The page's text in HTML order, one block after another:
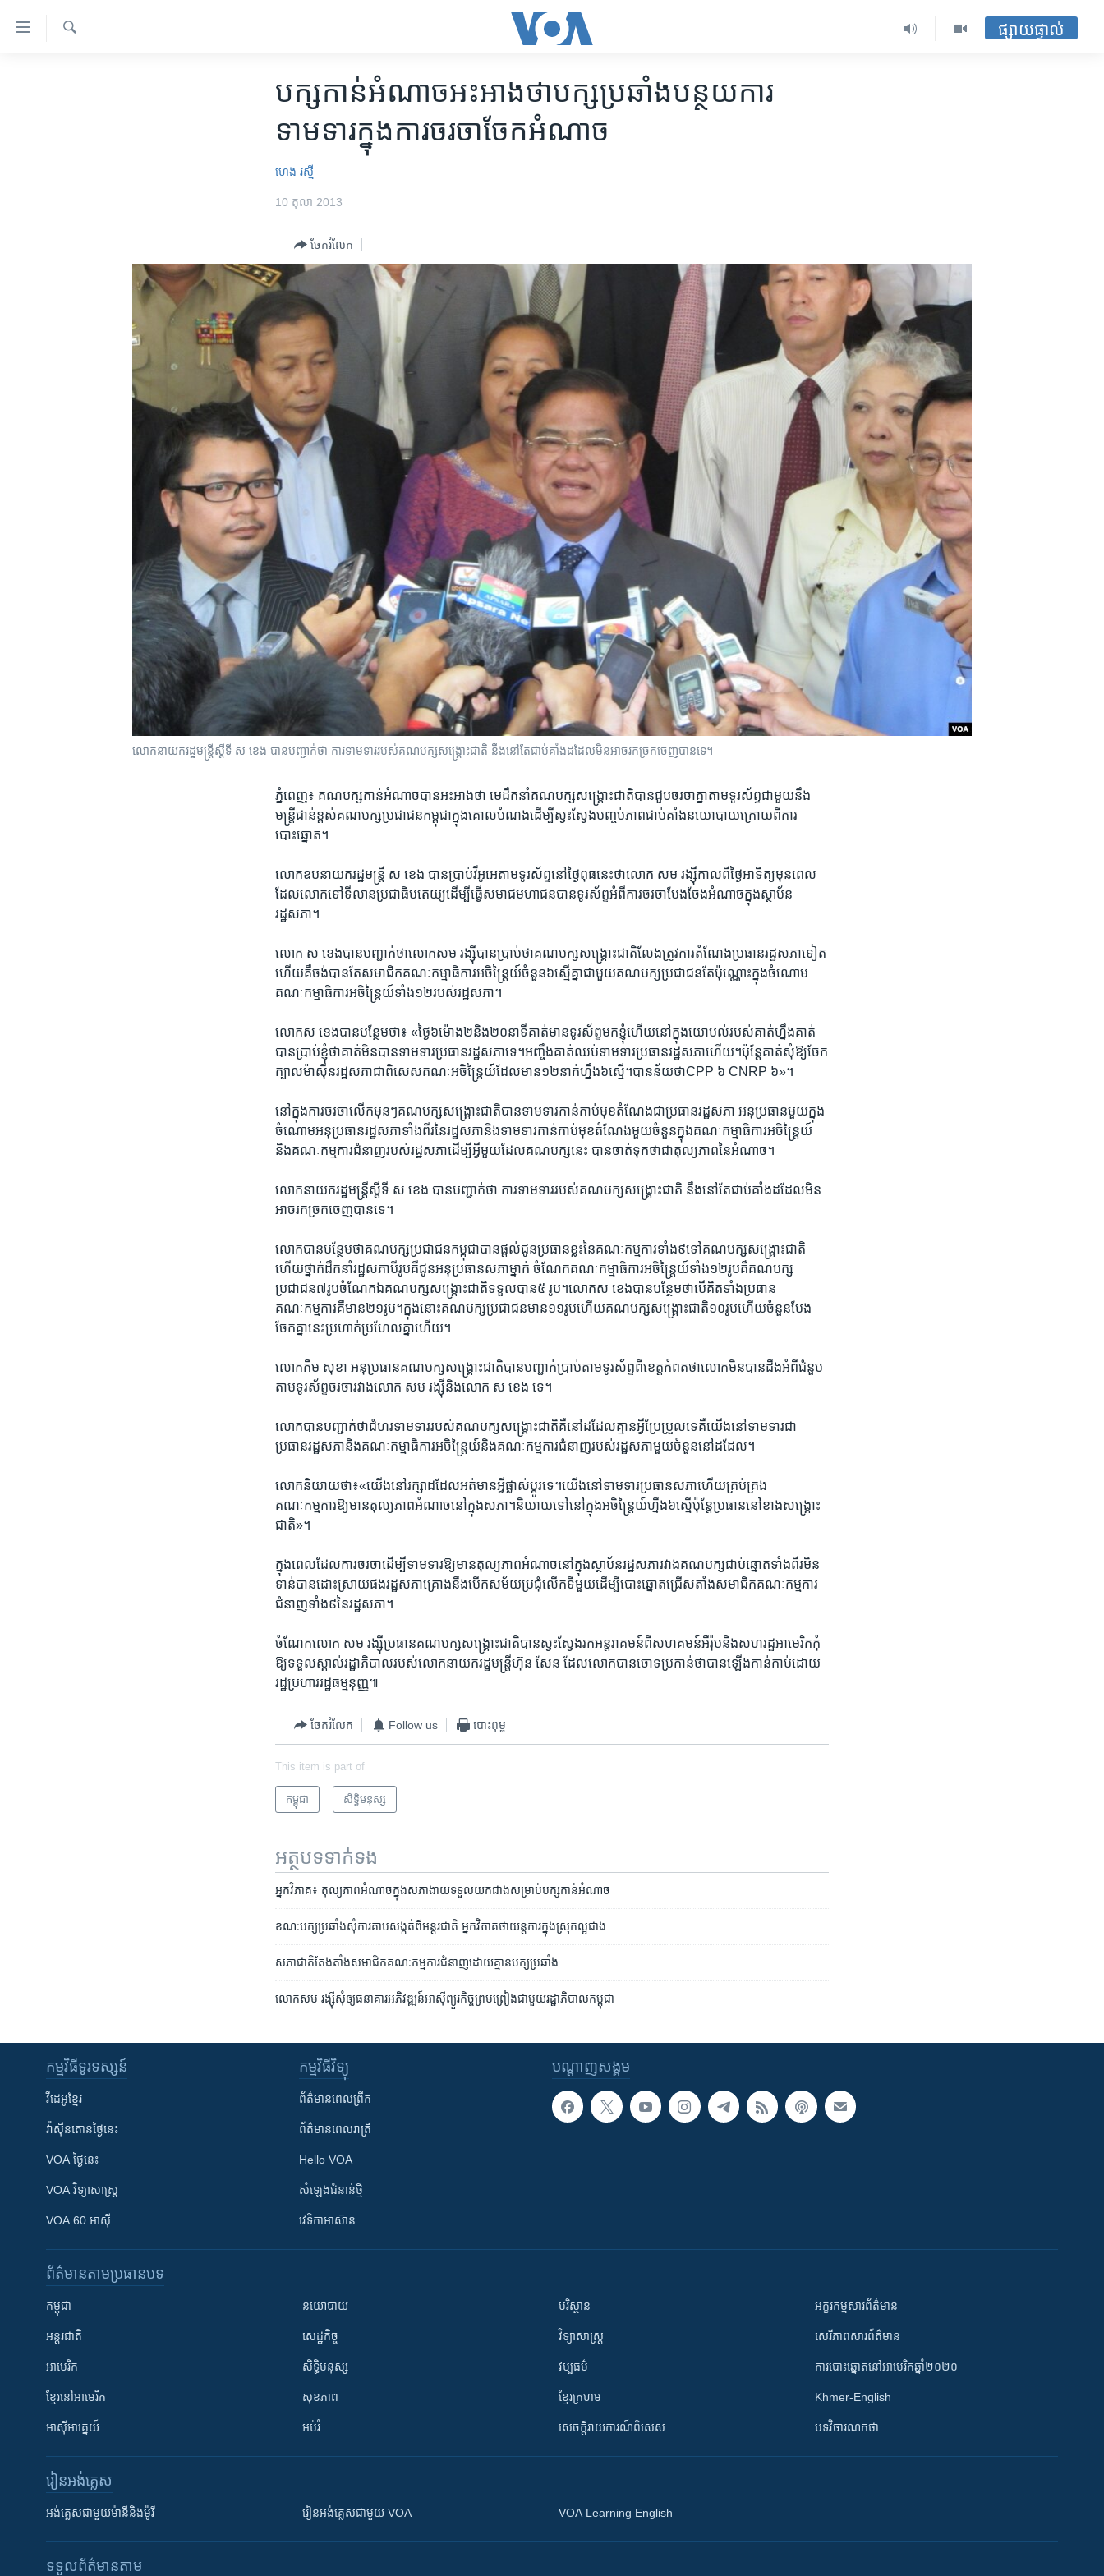
ទៅ​
ផ្សាយផ្ទាល់
បក្ស​កាន់​អំណាច​អះអាង​ថា​បក្ស​ប្រឆាំង​បន្ថយ​ការ​
ទាមទារ​ក្នុង​ការ​ចរចា​ចែក​អំណាច
ហេង រស្មី
10 តុលា 2013
ចែករំលែក
លោក​នាយក​រដ្ឋ​មន្ត្រី​ស្តីទី​ ស ខេង​ បាន​បញ្ជាក់​ថា​ ការទាមទារ​របស់​គណបក្ស​សង្គ្រោះ​ជាតិ​ ​នឹង​នៅ​តែ​ជាប់​គាំង​ដដែល​​មិន​អាច​រក​ច្រក​ចេញ​បាន​ទេ។​
ភ្នំពេញ៖ គណបក្ស​កាន់​អំណាច​បាន​អះអាង​ថា​ មេដឹក​នាំ​គណបក្ស​សង្គ្រោះ​ជាតិ​បាន​ជួប​ចរចា​គ្នា​តាម​ទូរស័ព្ទ​ជាមួយ​នឹង​
មន្ត្រី​ជាន់​ខ្ពស់​គណបក្ស​ប្រជាជន​កម្ពុជា​ក្នុង​គោល​បំណង​ដើម្បី​ស្វះ​ស្វែង​បញ្ចប់​ភាព​ជាប់​គាំង​នយោបាយ​ក្រោយ​ពី​ការ​
បោះឆ្នោត។​
លោក​ឧបនាយក​រដ្ឋ​មន្ត្រី​ ស ខេង ​បាន​ប្រាប់​វីអូអេ​តាម​ទូរស័ព្ទ​នៅ​ថ្ងៃ​ពុធ​នេះ​ថា​លោក​ សម រង្ស៊ី​កាល​ពី​ថ្ងៃអាទិត្យ​មុនពេល​
ដែល​លោក​ទៅ​ទីលាន​ប្រជាធិបតេយ្យ​ដើម្បី​ធ្វើ​សមាជ​មហា​ជន​បាន​ទូរស័ព្ទ​អំពី​ការ​ចរចា​បែង​ចែង​អំណាច​ក្នុង​ស្ថាប័ន​
រដ្ឋសភា។​
លោក​ ស ខេង​បាន​បញ្ជាក់​ថា​លោក​សម រង្ស៊ី​បាន​ប្រាប់​ថា​គណបក្ស​សង្គ្រោះជាតិ​លែង​ត្រូវ​ការ​តំណែង​ប្រធាន​រដ្ឋ​សភា​ទៀត​
ហើយ​គឺ​ចង់​បាន​តែ​សមាជិក​គណៈកម្មាធិការ​អចិន្ត្រៃយ៍​ចំនួន​៦​ស្មើ​គ្នា​ជាមួយ​គណបក្ស​ប្រជាជន​តែ​ប៉ុណ្ណោះ​ក្នុង​ចំណោម​
គណៈ​កម្មាធិការ​អចិន្ត្រៃយ៍​ទាំង​១២​របស់​រដ្ឋសភា។​
លោក​ស ខេង​បាន​បន្ថែម​ថា៖ ​«​ថ្ងៃ​៦​ម៉ោង​២​និង​២០​នាទី​គាត់​មាន​ទូរស័ព្ទ​មក​ខ្ញុំ​ហើយ​នៅក្នុង​យោបល់​របស់​គាត់​ហ្នឹង​គាត់​
បាន​ប្រាប់​ខ្ញុំ​ថា​គាត់​មិន​បាន​ទាមទារ​ប្រធាន​រដ្ឋសភា​ទេ។​អញ្ចឹង​គាត់​ឈប់​ទាមទារ​ប្រធាន​រដ្ឋ​សភា​ហើយ។​ប៉ុន្តែ​គាត់​សុំ​ឱ្យ​ចែក​
ក្បាល​ម៉ាស៊ីន​រដ្ឋសភា​ជាពិសេស​គណៈ​អចិន្ត្រៃយ៍​ដែល​មាន​១២​នាក់​ហ្នឹង​៦​ស្មើ។​បាន​ន័យថា​CPP ៦​ CNRP ​៦»។
នៅ​ក្នុង​ការ​ចរចា​លើក​មុនៗគណបក្ស​សង្គ្រោះជាតិ​បាន​ទាមទារ​កាន់​កាប់​មុខ​តំណែង​ជា​ប្រធាន​រដ្ឋ​សភា​ អនុប្រធាន​មួយ​ក្នុង​
ចំណោ​ម​អនុ​ប្រធាន​រដ្ឋសភា​ទាំង​ពីរនៃរដ្ឋសភា​និង​ទាមទារ​កាន់​កាប់​មុខ​តំណែង​មួយ​ចំនួន​ក្នុង​គណៈ​កម្មា​ធិការ​អចិន្ត្រៃយ៍​
និង​គណៈកម្មការ​ជំនាញ​របស់​រដ្ឋសភា​ដើម្បី​អ្វី​មួយ​ដែល​គណបក្ស​នេះ ​បាន​ចាត់​ទុក​ថា​ជា​តុល្យ​ភាព​នៃ​អំណាច។​
លោក​នាយក​រដ្ឋ​មន្ត្រី​ស្តីទី​ ស ខេង ​បាន​បញ្ជាក់​ថា ​ការ​ទាមទារ​របស់​គណបក្ស​សង្គ្រោះ​ជាតិ នឹង​នៅ​តែ​ជាប់​គាំង​ដដែលមិន​
អាច​រក​ច្រក​ចេញ​បាន​ទេ។​
លោក​បាន​បន្ថែម​ថា​គណបក្ស​ប្រជាជន​កម្ពុជា​បាន​ផ្តល់​ជូន​ប្រធាន​ខ្លះ​នៃ​គណៈកម្មការ​ទាំង​៩​ទៅ​គណបក្ស​សង្គ្រោះជាតិ​
ហើយ​ថ្នាក់​ដឹក​នាំ​រដ្ឋសភា​បី​រូប​គឺ​ជូន​អនុប្រធាន​សភា​ម្នាក់​ ចំណែក​គណៈកម្មាធិការ​អចិន្ត្រៃយ៍​ទាំង​១២​រូប​គឺ​គណបក្ស​
ប្រជាជន​៧​រូប​ចំណែក​ឯ​គណបក្ស​សង្គ្រោះជាតិ​ទទួល​បាន​៥​ រូប។​លោក​ស ខេង​បាន​បន្ថែម​ថា​បើ​គិត​ទាំង​ប្រធាន​
គណៈកម្មការ​គឺ​មាន​២១​រូប។​ក្នុង​នោះ​គណបក្ស​ប្រជាជន​មាន​១១​រូប​ហើយ​គណបក្ស​សង្គ្រោះជាតិ​១០​រូប​ហើយ​ចំនួន​បែង​
ចែក​គ្នា​នេះ​ប្រហាក់​ប្រហែល​គ្នា​ហើយ។​
លោក​កឹម សុខា​ អនុប្រធាន​គណបក្ស​សង្គ្រោះជាតិបាន​បញ្ជាក់​ប្រាប់​តាម​ទូរស័ព្ទ​ពីខេត្ត​កំពត​ថា​លោក​មិន​បាន​ដឹងអំពីជំនួប​
តាម​ទូរស័ព្ទ​ចរចា​រវាង​លោក​ សម រង្ស៊ី​និង​លោក​ ស ខេង​ ទេ។​
លោក​បាន​បញ្ជាក់​ថា​ជំហរ​ទាម​ទារ​របស់​គណបក្ស​សង្គ្រោះ​ជាតិ​គឺ​នៅ​ដដែល​គ្មាន​អ្វី​ប្រែប្រួល​ទេ​គឺ​យើង​នៅ​ទាមទារ​ជា​
ប្រធាន​រដ្ឋសភា​និង​គណៈកម្មាធិការ​អចិន្ត្រៃយ៍​និង​គណៈកម្មការ​ជំនាញ​របស់​រដ្ឋសភា​មួយ​ចំនួន​នៅ​ដដែល។​
លោក​និយាយ​ថា៖​«​យើង​នៅ​រក្សា​ដដែល​អត់​មាន​អ្វី​ផ្លាស់​ប្តូរ​ទេ។​យើង​នៅ​ទាម​ទារ​ប្រធាន​សភា​ហើយ​គ្រប់​គ្រង​
គណៈកម្មការ​ឱ្យ​មាន​តុល្យភាព​អំណាច​នៅ​ក្នុង​សភា។​និយាយ​ទៅ​នៅ​ក្នុង​អចិន្ត្រៃយ៍​ហ្នឹង​៦​ស្មើ​ប៉ុន្តែ​ប្រធាន​នៅ​ខាង​សង្គ្រោះ
ជាតិ»។​
ក្នុង​ពេល​ដែល​ការ​ចរចា​ដើម្បី​ទាមទារ​ឱ្យ​មាន​តុល្យភាព​អំណាច​នៅ​ក្នុងស្ថាប័នរដ្ឋសភា​រវាង​គណបក្ស​ជាប់​ឆ្នោត​ទាំង​ពីរ​មិន​
ទាន់​បាន​ដោះ​ស្រាយផង​រដ្ឋសភា​គ្រោង​នឹង​បើក​សម័យ​ប្រជុំ​លើកទី​មួយ​ដើម្បី​បោះឆ្នោត​ជ្រើស​តាំង​សមាជិក​គណៈកម្មការ​
ជំនាញ​ទាំង​៩​នៃ​រដ្ឋសភា។
ចំណែក​លោក​ សម រង្ស៊ី​ប្រធាន​គណបក្ស​សង្គ្រោះជាតិ​បាន​ស្វះ​ស្វែង​រក​អន្តរាគមន៍​ពី​សហគមន៍​អឺរ៉ុប​និង​សហរដ្ឋ​អាមេរិក​កុំ​
ឱ្យ​ទទួល​ស្គាល់រដ្ឋា​ភិបាល​របស់​លោក​នាយក​រដ្ឋមន្ត្រី​ហ៊ុន សែន ​ដែលលោក​បាន​ចោទ​ប្រកាន់​ថា​បាន​ឡើង​កាន់​កាប់​ដោយ​
រដ្ឋ​ប្រហារ​រដ្ឋ​ធម្មនុញ្ញ៕
ចែករំលែក Follow us បោះពុម្ព
This item is part of
កម្ពុជា សិទ្ធិ​មនុស្ស
អត្ថបទ​ទាក់ទង
អ្នក​វិភាគ៖ តុល្យភាព​អំណាច​ក្នុង​សភា​ងាយ​ទទួល​យក​ជាង​សម្រាប់​បក្ស​កាន់​អំណាច
ខណៈបក្ស​ប្រឆាំង​សុំ​ការ​គាប​សង្កត់​ពី​អន្តរជាតិ អ្នក​វិភាគ​ថា​យន្តការ​ក្នុង​ស្រុក​ល្អ​ជាង
សភាជាតិ​តែងតាំង​សមាជិក​គណៈកម្មការ​ជំនាញ​ដោយ​គ្មាន​បក្ស​ប្រឆាំង
លោក​សម រង្ស៊ី​សុំ​ឲ្យ​ធនាគារ​អភិវឌ្ឍន៍​អាស៊ី​ព្យួរ​កិច្ចព្រមព្រៀង​ជាមួយ​រដ្ឋាភិបាល​កម្ពុជា
បណ្តាញ​សង្គម
កម្មវិធី​ទូរទស្សន៍
វីដេអូ​ខ្មែរ
វ៉ាស៊ីនតោន​ថ្ងៃ​នេះ
VOA ថ្ងៃនេះ
VOA ​វិទ្យាសាស្ត្រ
VOA 60 អាស៊ី
កម្មវិធី​វិទ្យុ
ព័ត៌មាន​ពេល​ព្រឹក
ព័ត៌មាន​​ពេល​រាត្រី
Hello VOA
សំឡេង​ជំនាន់​ថ្មី
វេទិកា​អាស៊ាន
ព័ត៌មាន​តាមប្រធានបទ​
កម្ពុជា
អន្តរជាតិ
អាមេរិក
ខ្មែរ​នៅអាមេរិក
អាស៊ីអាគ្នេយ៍
នយោបាយ
សេដ្ឋកិច្ច
សិទ្ធិមនុស្ស
សុខភាព
អប់រំ
បរិស្ថាន
វិទ្យាសាស្រ្ត
វប្បធម៌
ខ្មែរក្រហម
សេចក្តីរាយការណ៍ពិសេស
អក្ខរកម្មសារព័ត៌មាន
សេរីភាពសារព័ត៌មាន
ការបោះឆ្នោតនៅអាមេរិកឆ្នាំ២០២០
Khmer-English
បទវិចារណកថា
រៀន​​អង់គ្លេស
អង់គ្លេស​ជាមួយ​ម៉ានី​និង​ម៉ូរី រៀន​​​​​​អង់គ្លេស​​ជាមួយ VOA VOA Learning English
ទទួល​ព័ត៌មាន​តាម